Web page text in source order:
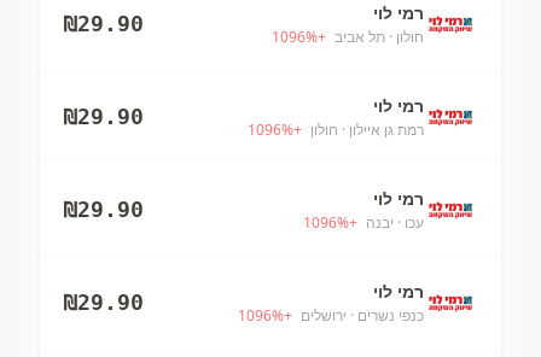
רמי לוי
חולון · תל אביב +
1096%
₪29.90
רמי לוי
רמת גן איילון · חולון +
1096%
₪29.90
רמי לוי
עכו · יבנה +
1096%
₪29.90
רמי לוי
כנפי נשרים · ירושלים +
1096%
₪29.90